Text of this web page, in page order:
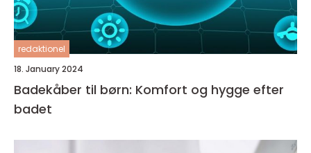
redaktionel
18. January 2024
Badekåber til børn: Komfort og hygge efter
badet